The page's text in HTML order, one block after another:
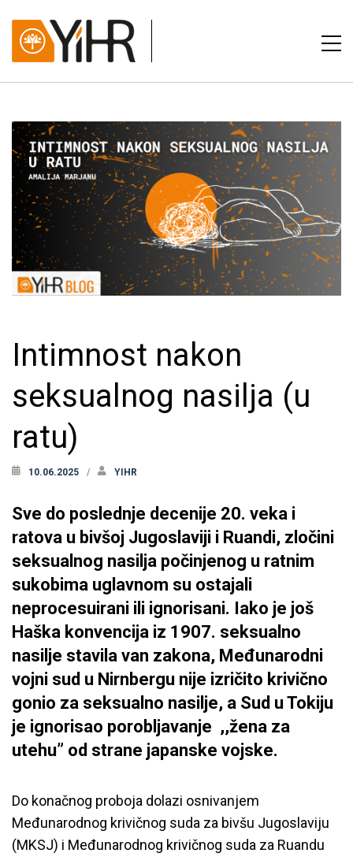
Intimnost nakon
seksualnog nasilja (u
ratu)
10.06.2025 YIHR
Sve do poslednje decenije 20. veka i
ratova u bivšoj Jugoslaviji i Ruandi, zločini
seksualnog nasilja počinjenog u ratnim
sukobima uglavnom su ostajali
neprocesuirani ili ignorisani. Iako je još
Haška konvencija iz 1907. seksualno
nasilje stavila van zakona, Međunarodni
vojni sud u Nirnbergu nije izričito krivično
gonio za seksualno nasilje, a Sud u Tokiju
je ignorisao porobljavanje ,,žena za
utehu” od strane japanske vojske.
Do konačnog proboja dolazi osnivanjem
Međunarodnog krivičnog suda za bivšu Jugoslaviju
(MKSJ) i Međunarodnog krivičnog suda za Ruandu